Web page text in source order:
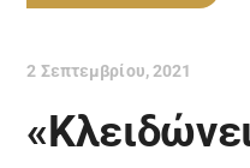
2 Σεπτεμβρίου, 2021